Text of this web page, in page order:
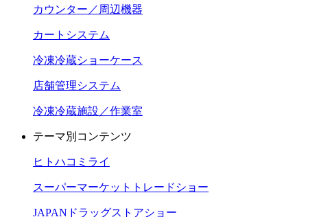
カウンター／周辺機器
カートシステム
冷凍冷蔵ショーケース
店舗管理システム
冷凍冷蔵施設／作業室
テーマ別コンテンツ
ヒトハコミライ
スーパーマーケットトレードショー
JAPANドラッグストアショー